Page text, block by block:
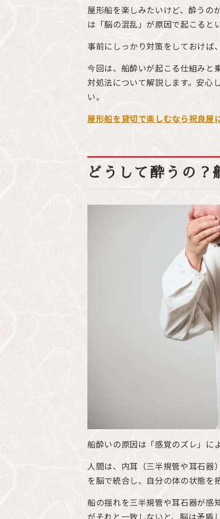
屋形船を楽しみたいけど、酔うの
は「脳の混乱」が原因で起こると
事前にしっかり対策をしておけば
今回は、船酔いが起こる仕組みと
対処法について解説します。安心
い。
屋形船を貸切で楽しむなら祝良屋
どうして酔うの？
船酔いの原因は「感覚のズレ」に
人間は、内耳（三半規管や耳石器
を脳で統合し、自分の体の状態を
船の揺れを三半規管や耳石器が感
がそれと一致しないと、脳は矛盾